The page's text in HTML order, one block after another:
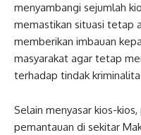
menyambangi sejumlah
memastikan situasi tetap
memberikan imbauan
masyarakat agar tetap
terhadap tindak
Selain menyasar kios-
pemantauan di sekitar